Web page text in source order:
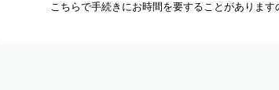
こちらで手続きにお時間を要することがありま